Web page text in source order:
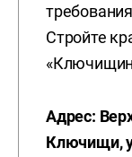
Стройте
Адрес:
Ключищи,